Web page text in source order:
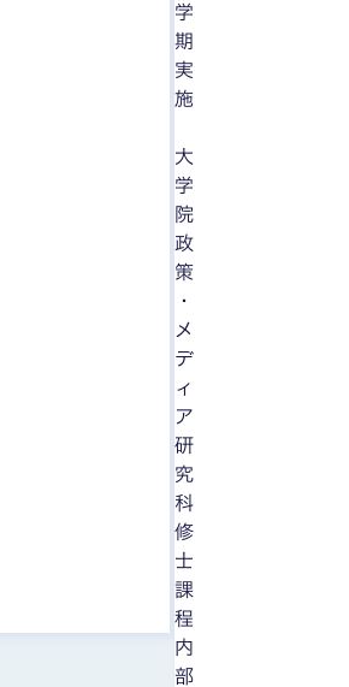
学
期
実
施
大
学
院
政
策
・
メ
デ
ィ
ア
研
究
科
修
士
課
程
内
部